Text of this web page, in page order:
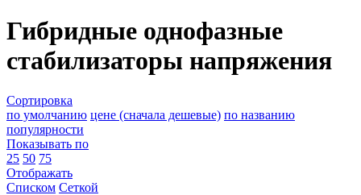
Гибридные однофазные
стабилизаторы напряжения
Сортировка
по умолчанию цене (сначала дешевые) по названию
популярности
Показывать по
25 50 75
Отображать
Списком Сеткой